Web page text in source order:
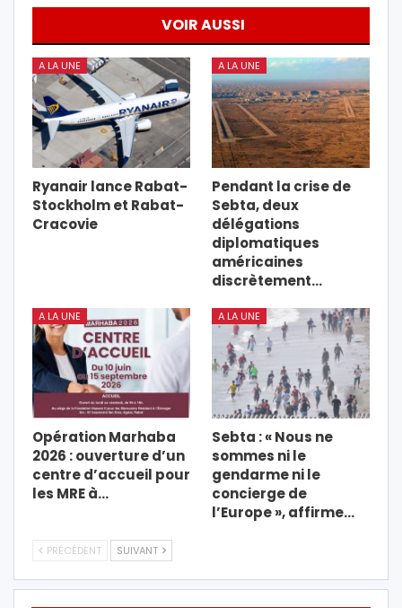
VOIR AUSSI
A LA UNE
Ryanair lance Rabat-
Stockholm et Rabat-
Cracovie
A LA UNE
Pendant la crise de
Sebta, deux
délégations
diplomatiques
américaines
discrètement…
A LA UNE
Opération Marhaba
2026 : ouverture d’un
centre d’accueil pour
les MRE à…
A LA UNE
Sebta : « Nous ne
sommes ni le
gendarme ni le
concierge de
l’Europe », affirme…
PRÉCÉDENT SUIVANT